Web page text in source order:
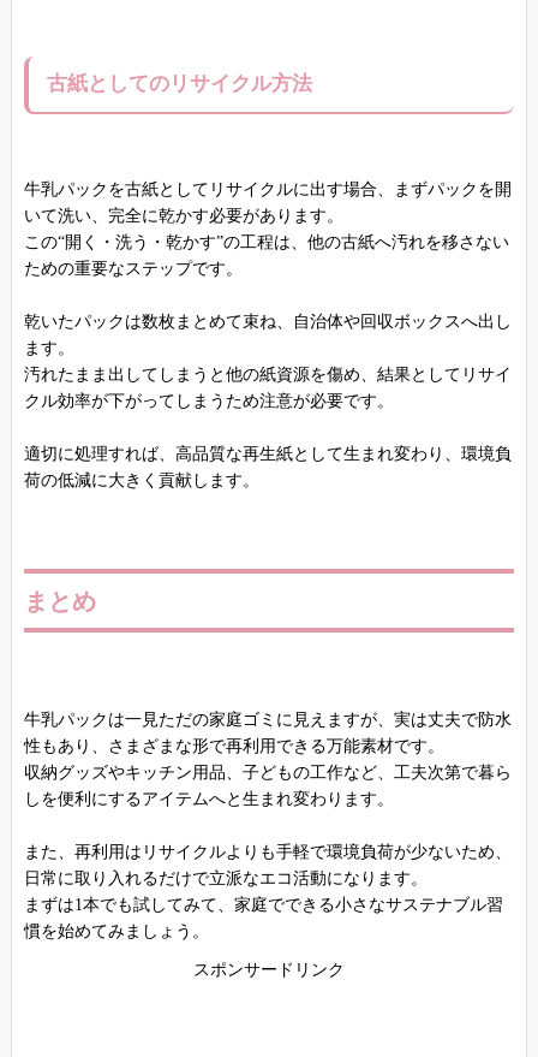
古紙としてのリサイクル方法
牛乳パックを古紙としてリサイクルに出す場合、まずパックを開
いて洗い、完全に乾かす必要があります。
この“開く・洗う・乾かす”の工程は、他の古紙へ汚れを移さない
ための重要なステップです。
乾いたパックは数枚まとめて束ね、自治体や回収ボックスへ出し
ます。
汚れたまま出してしまうと他の紙資源を傷め、結果としてリサイ
クル効率が下がってしまうため注意が必要です。
適切に処理すれば、高品質な再生紙として生まれ変わり、環境負
荷の低減に大きく貢献します。
まとめ
牛乳パックは一見ただの家庭ゴミに見えますが、実は丈夫で防水
性もあり、さまざまな形で再利用できる万能素材です。
収納グッズやキッチン用品、子どもの工作など、工夫次第で暮ら
しを便利にするアイテムへと生まれ変わります。
また、再利用はリサイクルよりも手軽で環境負荷が少ないため、
日常に取り入れるだけで立派なエコ活動になります。
まずは1本でも試してみて、家庭でできる小さなサステナブル習
慣を始めてみましょう。
スポンサードリンク